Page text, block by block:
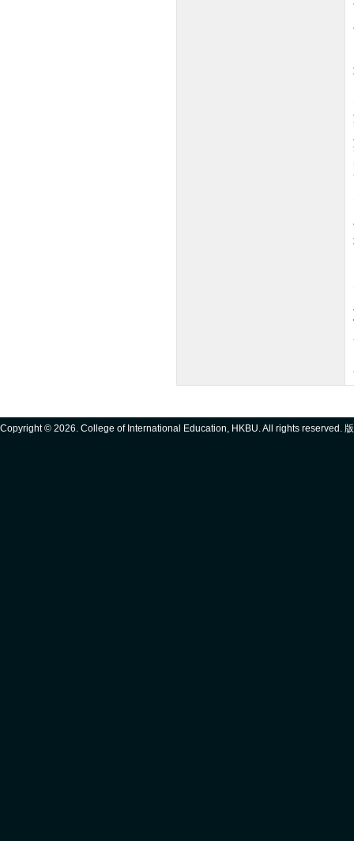
Copyright © 2026. College of International Education, HKBU. All rights reserved.